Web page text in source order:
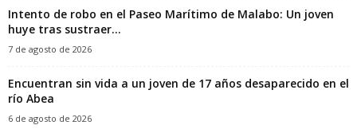
Intento de robo en el Paseo Marítimo de Malabo: Un joven
huye tras sustraer...
7 de agosto de 2026
Encuentran sin vida a un joven de 17 años desaparecido en el
río Abea
6 de agosto de 2026